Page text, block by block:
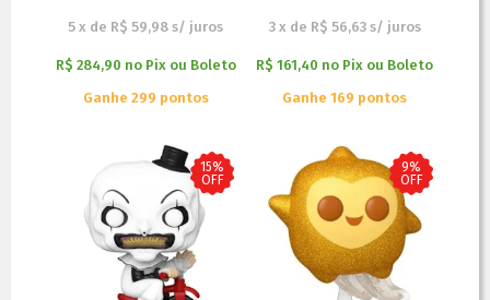
5 x de R$ 59,98 s/ juros
R$ 284,90 no Pix ou Boleto
Ganhe 299 pontos
3 x de R$ 56,63 s/ juros
R$ 161,40 no Pix ou Boleto
Ganhe 169 pontos
15%
OFF
9%
OFF